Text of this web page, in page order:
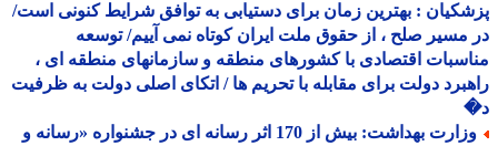
: بهترین زمان برای دستیابی به توافق شرایط کنونی است/
مسیر صلح ، از حقوق ملت ایران کوتاه نمی آییم/ توسعه
اقتصادی با کشورهای منطقه و سازمانهای منطقه ای ،
دولت برای مقابله با تحریم ها / اتکای اصلی دولت به ظرفیت
وزارت بهداشت: بیش از 170 اثر رسانه ای در جشنواره «رسانه و